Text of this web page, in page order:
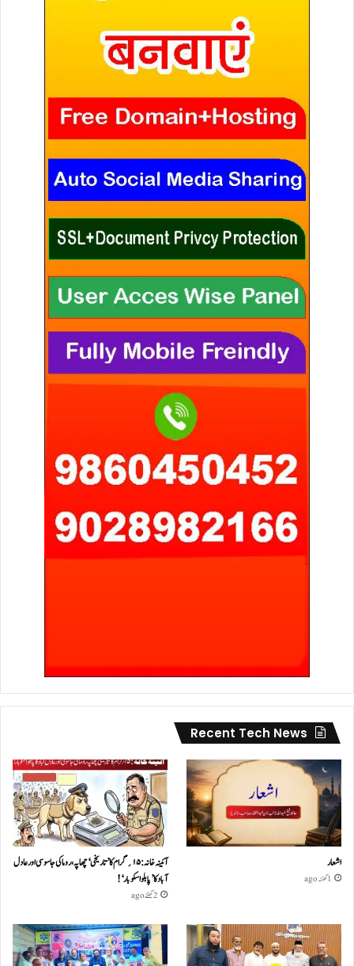
Recent Tech News
اشعار
1 گھنٹہ ago
آئینہ خانہ :۱۵؍گرام کا ’تاریخی‘ چھاپہ، روما کی جاسوسی اور عادل
آباد کا ’پابلو اسکوبار‘!
2 گھنٹے ago